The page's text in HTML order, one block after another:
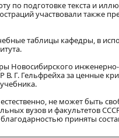
по подготовке текста и
участвовали также
таблицы кафедры, в
Новосибирского
Г. Гельфрейха за ценные
не может быть
вузов и факультетов
приняты